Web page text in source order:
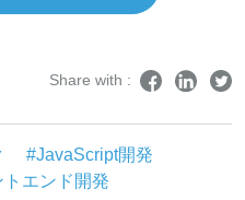
Share with :
#JavaScript開発
エンド開発